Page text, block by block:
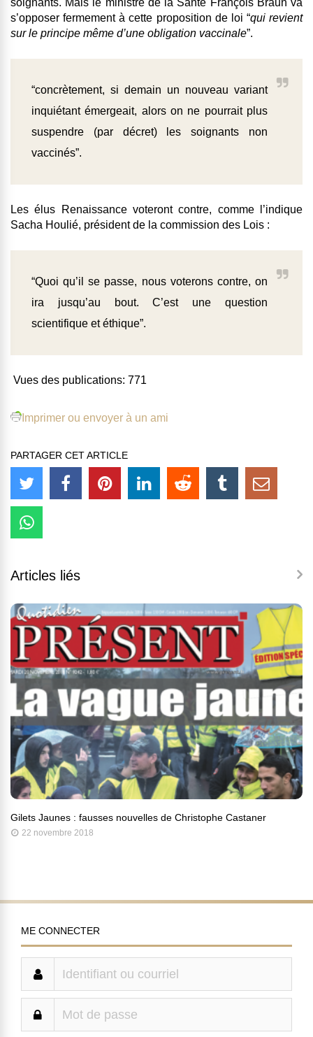
soignants. Mais le ministre de la Santé François Braun va
s’opposer fermement à cette proposition de loi “qui revient
sur le principe même d’une obligation vaccinale”.
“concrètement, si demain un nouveau variant
inquiétant émergeait, alors on ne pourrait plus
suspendre (par décret) les soignants non
vaccinés”.
Les élus Renaissance voteront contre, comme l’indique
Sacha Houlié, président de la commission des Lois :
“Quoi qu’il se passe, nous voterons contre, on
ira jusqu’au bout. C’est une question
scientifique et éthique”.
Vues des publications: 771
Imprimer ou envoyer à un ami
PARTAGER CET ARTICLE
Articles liés
Gilets Jaunes : fausses nouvelles de Christophe Castaner
22 novembre 2018
ME CONNECTER